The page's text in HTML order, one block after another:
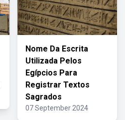
Nome Da Escrita
Utilizada Pelos
Egípcios Para
Registrar Textos
Sagrados
07 September 2024